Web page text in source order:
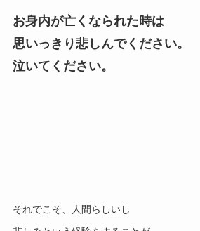
お身内が亡くなられた時は
思いっきり悲しんでください。
泣いてください。
それでこそ、人間らしいし